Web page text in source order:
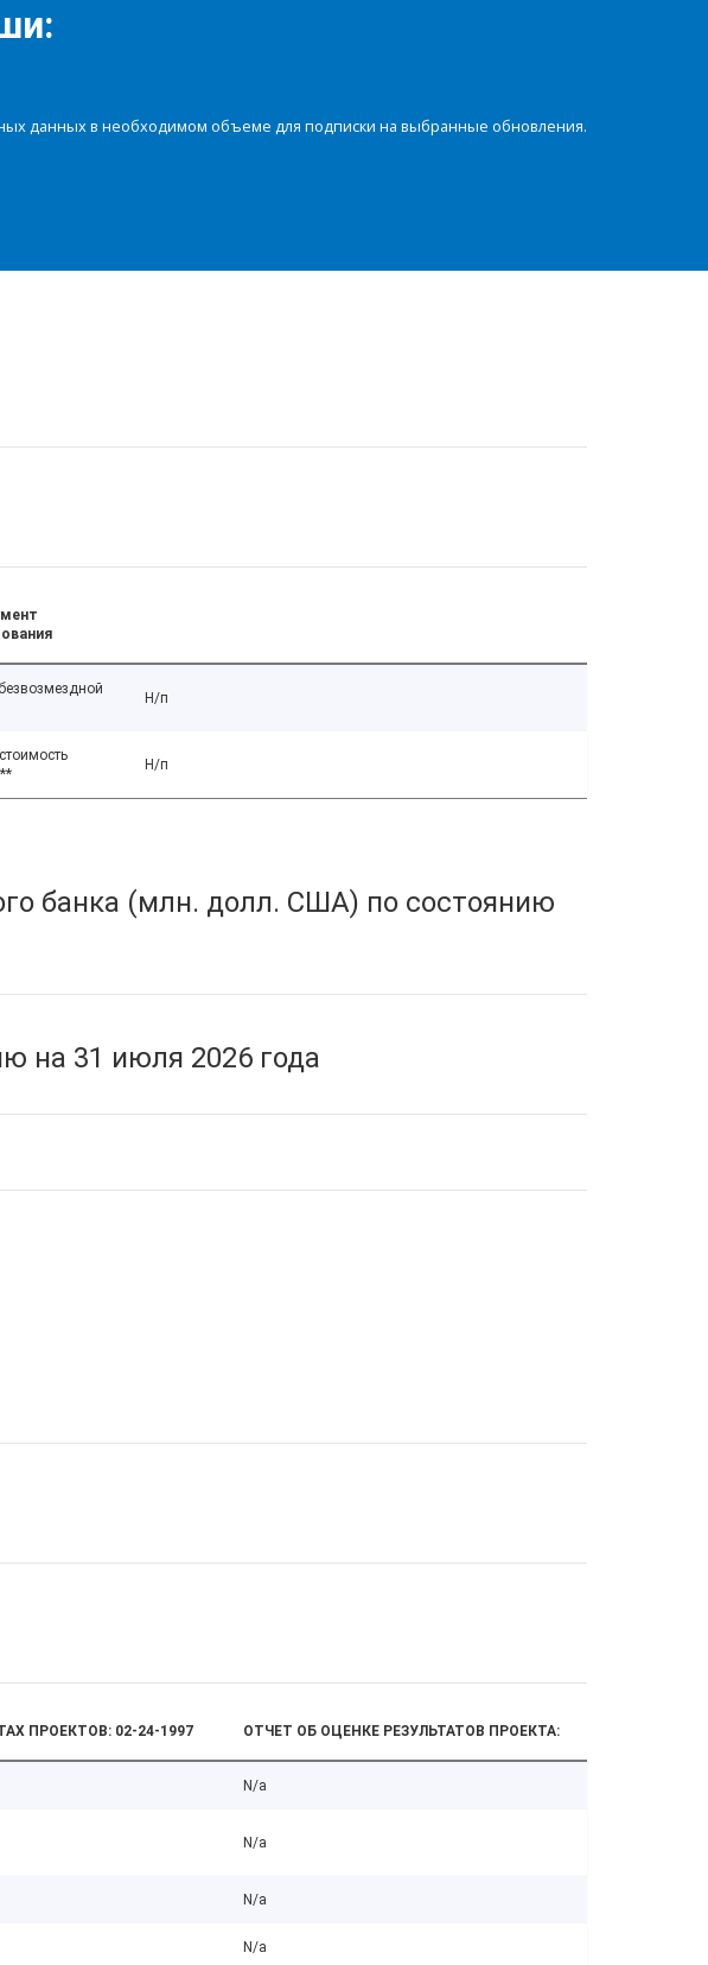
данных в необходимом объеме для подписки на выбранные обновления.
Н/п
Н/п
банка (млн. долл. США) по состоянию
на 31 июля 2026 года
ПРОЕКТОВ: 02-24-1997 ОТЧЕТ ОБ ОЦЕНКЕ РЕЗУЛЬТАТОВ ПРОЕКТА:
N/a
N/a
N/a
N/a